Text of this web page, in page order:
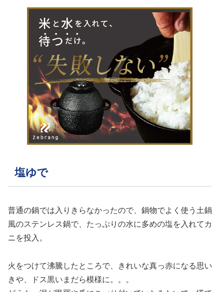
塩ゆで
普通の鍋では入りきらなかったので、鍋物でよく使う土鍋
風のステンレス鍋で、たっぷりの水に多めの塩を入れてカ
ニを投入。
火をつけて沸騰したところで、きれいな真っ赤になる思い
きや、ドス黒いまだら模様に。。。